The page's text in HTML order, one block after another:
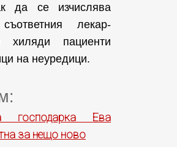
да се изчислява
лекар-
хиляди пациенти
на неуредици.
господарка Ева
за нещо ново